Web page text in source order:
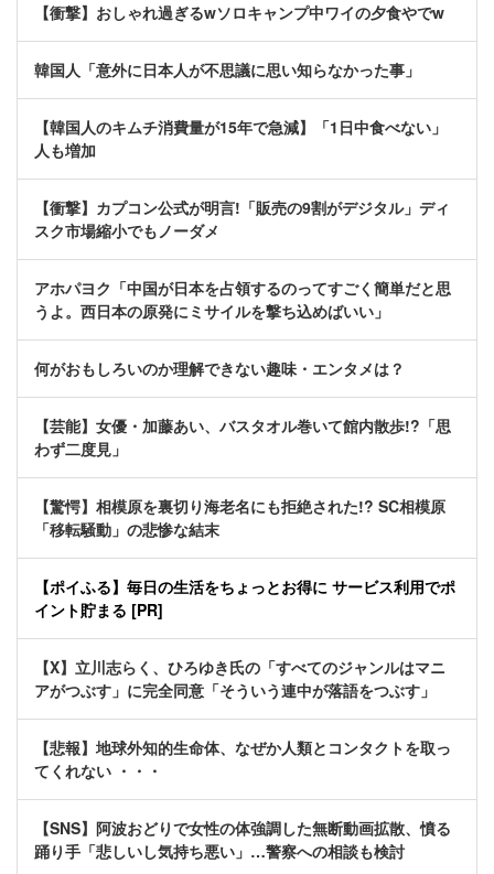
【衝撃】おしゃれ過ぎるwソロキャンプ中ワイの夕食やでw
韓国人「意外に日本人が不思議に思い知らなかった事」
【韓国人のキムチ消費量が15年で急減】「1日中食べない」
人も増加
【衝撃】カプコン公式が明言!「販売の9割がデジタル」ディ
スク市場縮小でもノーダメ
アホパヨク「中国が日本を占領するのってすごく簡単だと思
うよ。西日本の原発にミサイルを撃ち込めばいい」
何がおもしろいのか理解できない趣味・エンタメは？
【芸能】女優・加藤あい、バスタオル巻いて館内散歩!?「思
わず二度見」
【驚愕】相模原を裏切り海老名にも拒絶された!? SC相模原
「移転騒動」の悲惨な結末
【ポイふる】毎日の生活をちょっとお得に サービス利用でポ
イント貯まる [PR]
【X】立川志らく、ひろゆき氏の「すべてのジャンルはマニ
アがつぶす」に完全同意「そういう連中が落語をつぶす」
【悲報】地球外知的生命体、なぜか人類とコンタクトを取っ
てくれない ・・・
【SNS】阿波おどりで女性の体強調した無断動画拡散、憤る
踊り手「悲しいし気持ち悪い」…警察への相談も検討